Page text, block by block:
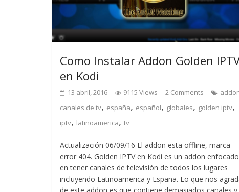
Como Instalar Addon Golden
en Kodi
13 abril, 2016 9115 Views 2 Comments
canales de tv, españa, español, globales, golden iptv,
iptv, latinoamerica, tv
Actualización 06/09/16 El addon esta offline, marca
error 404. Golden IPTV en Kodi es un addon enfocado
en tener canales de televisión de todos los lugares
incluyendo Latinoamerica y España. Lo que nos